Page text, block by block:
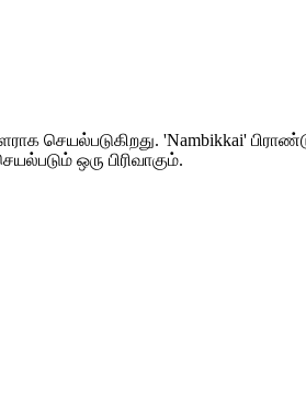
செயல்படுகிறது. 'Nambikkai'
ஒரு பிரிவாகும்.